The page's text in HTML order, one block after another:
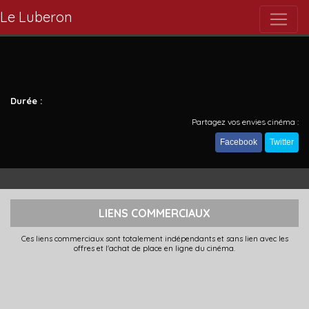
Le Luberon
Durée :
Partagez vos envies cinéma :
Facebook Twitter
LIENS COMMERCIAUX
Ces liens commerciaux sont totalement indépendants et sans lien avec les
offres et l'achat de place en ligne du cinéma.